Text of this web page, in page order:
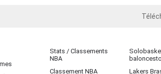
iOS
Stats / Classements
NBA
Classement NBA
Lakers